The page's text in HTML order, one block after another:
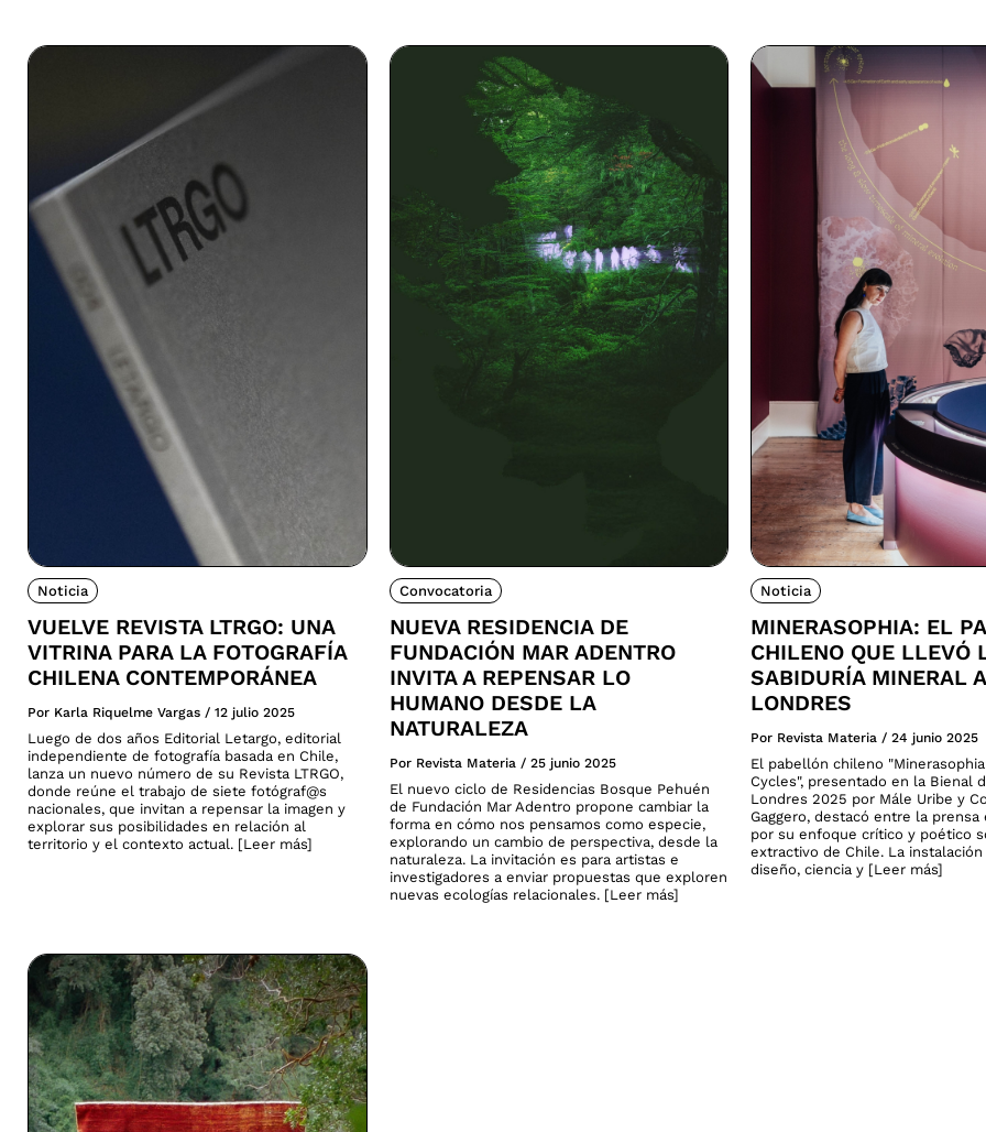
Noticia
VUELVE REVISTA LTRGO: UNA
VITRINA PARA LA FOTOGRAFÍA
CHILENA CONTEMPORÁNEA
Por Karla Riquelme Vargas / 12 julio 2025
Luego de dos años Editorial Letargo, editorial
independiente de fotografía basada en Chile,
lanza un nuevo número de su Revista LTRGO,
donde reúne el trabajo de siete fotógraf@s
nacionales, que invitan a repensar la imagen y
explorar sus posibilidades en relación al
territorio y el contexto actual. [Leer más]
Convocatoria
NUEVA RESIDENCIA DE
FUNDACIÓN MAR ADENTRO
INVITA A REPENSAR LO
HUMANO DESDE LA
NATURALEZA
Por Revista Materia / 25 junio 2025
El nuevo ciclo de Residencias Bosque Pehuén
de Fundación Mar Adentro propone cambiar la
forma en cómo nos pensamos como especie,
explorando un cambio de perspectiva, desde la
naturaleza. La invitación es para artistas e
investigadores a enviar propuestas que exploren
nuevas ecologías relacionales. [Leer más]
Noticia
MINERASOPHIA: EL
CHILENO QUE LLEVÓ
SABIDURÍA MINERAL A
LONDRES
Por Revista Materia / 24 junio 2025
El pabellón chileno
Cycles", presentado en la Bienal
Londres 2025 por Mále Uribe y
Gaggero, destacó entre la prensa
por su enfoque crítico y poético
extractivo de Chile. La
diseño, ciencia y [Leer más]